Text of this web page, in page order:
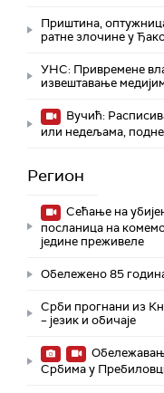
Приштина,
ратне злочине у
УНС: Привремене
извештавање
Вучић:
или недељама,
Регион
Сећање на
посланица на
једине преживеле
Обележено 85
Срби прогнани из
– језик и обичаје
Србима у